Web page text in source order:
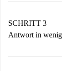
Denk
Vermieter
SCHRITT 3
Antwort in